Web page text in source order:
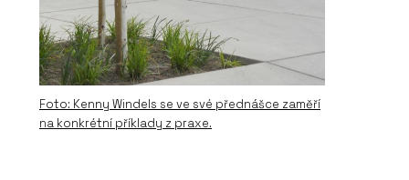
Foto: Kenny Windels se ve své přednášce zaměří
na konkrétní příklady z praxe.